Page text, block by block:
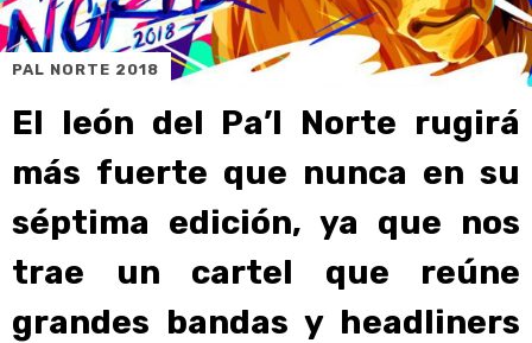
PAL NORTE 2018
El león del Pa’l Norte rugirá
más fuerte que nunca en su
séptima edición, ya que nos
trae un cartel que reúne
grandes bandas y headliners